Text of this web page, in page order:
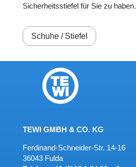
Sicher­heits­stiefel für Sie zu haben.
Schuhe / Stiefel
TEWI GMBH & CO. KG
Ferdinand-Schneider-Str. 14-16
36043 Fulda